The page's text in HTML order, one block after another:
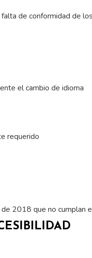
de conformidad de
el cambio de idioma
requerido
2018 que no cumplan